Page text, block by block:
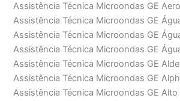
Assistência Técnica Microondas GE
Assistência Técnica Microondas GE
Assistência Técnica Microondas GE
Assistência Técnica Microondas GE
Assistência Técnica Microondas GE
Assistência Técnica Microondas GE
Assistência Técnica Microondas GE Alto